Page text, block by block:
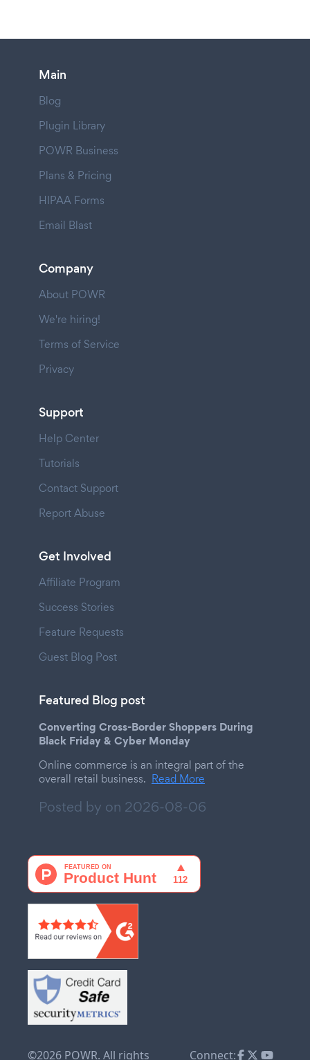
Main
Blog
Plugin Library
POWR Business
Plans & Pricing
HIPAA Forms
Email Blast
Company
About POWR
We're hiring!
Terms of Service
Privacy
Support
Help Center
Tutorials
Contact Support
Report Abuse
Get Involved
Affiliate Program
Success Stories
Feature Requests
Guest Blog Post
Featured Blog post
Converting Cross-Border Shoppers During
Black Friday & Cyber Monday
Online commerce is an integral part of the
overall retail business. Read More
Posted by on 2026-08-06
©2026 POWR. All rights Connect: